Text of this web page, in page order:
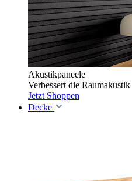
Akustikpaneele
Verbessert die Raumakustik
Jetzt Shoppen
Decke